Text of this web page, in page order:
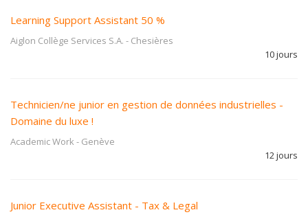
Learning Support Assistant 50 %
Aiglon Collège Services S.A. - Chesières
10 jours
Technicien/ne junior en gestion de données industrielles -
Domaine du luxe !
Academic Work - Genève
12 jours
Junior Executive Assistant - Tax & Legal